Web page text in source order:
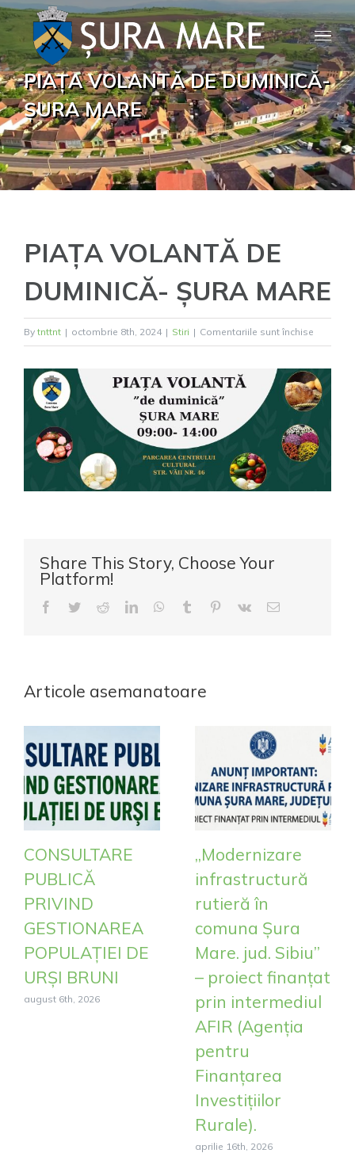
Skip
content
PIAȚA VOLANTĂ DE DUMINICĂ-
ȘURA MARE
PIAȚA VOLANTĂ DE
DUMINICĂ- ȘURA MARE
By tnttnt | octombrie 8th, 2024 | Stiri | Comentariile sunt închise
PIAȚA
DE
MARE
Share This Story, Choose Your
Platform!
Facebook
TwitterRedditLinkedInWhatsApp
Tumblr Pinterest
Vk
E-
Articole asemanatoare
CONSULTARE
PUBLICĂ
PRIVIND
GESTIONAREA
POPULAȚIEI DE
URȘI BRUNI
august 6th, 2026
„Modernizare
infrastructură
rutieră în
comuna Șura
Mare. jud. Sibiu”
– proiect finanțat
prin intermediul
AFIR (Agenția
pentru
Finanțarea
Investițiilor
Rurale).
aprilie 16th, 2026